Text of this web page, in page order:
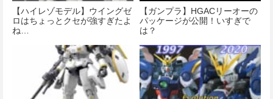
【ハイレゾモデル】ウイングゼ
ロはちょっとクセが強すぎたよ
ね…
【ガンプラ】HGACリーオーの
パッケージが公開！いすぎで
は？